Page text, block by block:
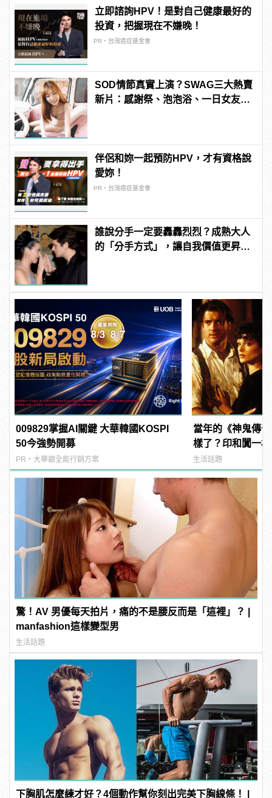
立即諮詢HPV！是對自己健康最好的
投資，把握現在不嫌晚！
PR・台灣癌症基金會
SOD情節真實上演？SWAG三大熱賣
新片：感謝祭、泡泡浴、一日女友超
伴侶和妳一起預防HPV，才有資格說
愛妳！
PR・台灣癌症基金會
誰說分手一定要轟轟烈烈？成熟大人
的「分手方式」，讓自我價值更昇
009829掌握AI關鍵 大華韓國KOSPI
50今強勢開募
PR・大華銀全能行銷方案
當年的《神鬼傳
樣了？印和闐一
發福！
生活話題
驚！AV 男優每天拍片，痛的不是腰反而是「這裡」？ |
manfashion這樣變型男
生活話題
下胸肌怎麼練才好？4個動作幫你刻出完美下胸線條！ |